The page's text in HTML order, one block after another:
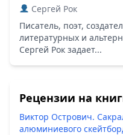
Сергей Рок
Писатель, поэт,
литературных и
Сергей Рок задает...
Рецензии на
Виктор Острович.
алюминиевого